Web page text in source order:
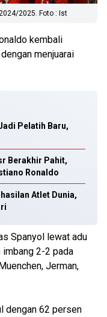
2025. Foto : Ist
kembali
menjuarai
Pelatih Baru,
Berakhir Pahit,
Ronaldo
Atlet Dunia,
Spanyol lewat adu
2-2 pada
Jerman,
dengan 62 persen